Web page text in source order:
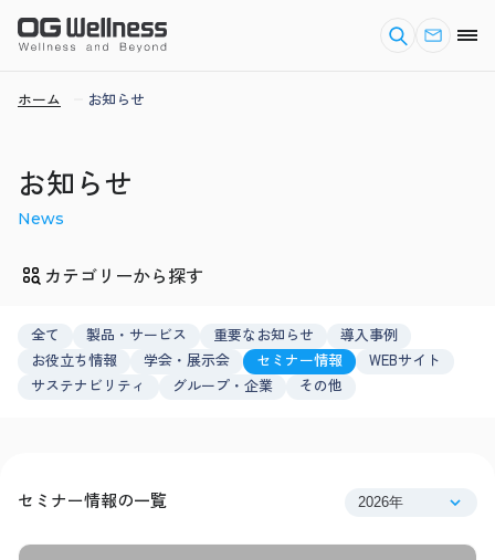
ホーム お知らせ
お知らせ
News
カテゴリーから探す
全て 製品・サービス 重要なお知らせ
導入事例
お役立ち情報
学会・展示会 セミナー情報
WEBサイト
サステナビリティ
グループ・企業 その他
セミナー情報の一覧